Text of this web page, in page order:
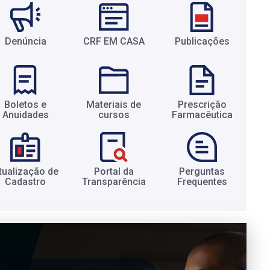
Denúncia CRF EM CASA Publicações
Boletos e
Anuidades​
Materiais de
cursos​
Prescrição
Farmacêutica​
de
Cadastro​
Portal da
Transparência​
Perguntas
Frequentes​